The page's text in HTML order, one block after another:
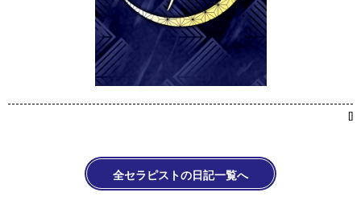
[]
全セラピストの日記一覧へ